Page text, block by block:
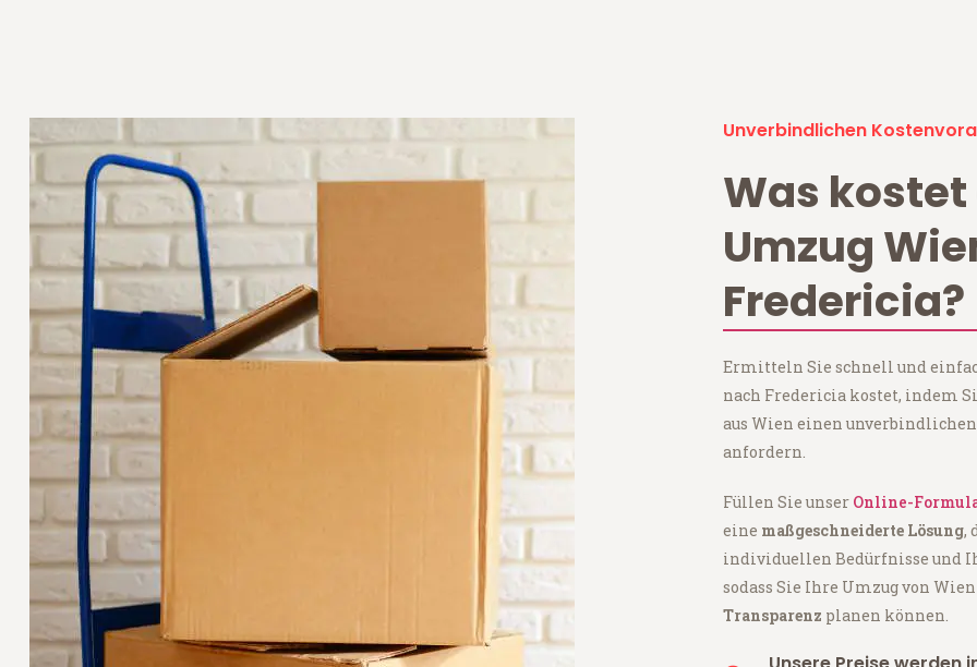
Unverbindlichen
Was kostet
Umzug
Fredericia?
Ermitteln Sie schnell und
nach Fredericia kostet, indem
aus Wien einen
anfordern.
Füllen Sie unser Online-
eine maßgeschneiderte Lösung,
individuellen Bedürfnisse und
sodass Sie Ihre Umzug von
Transparenz planen können.